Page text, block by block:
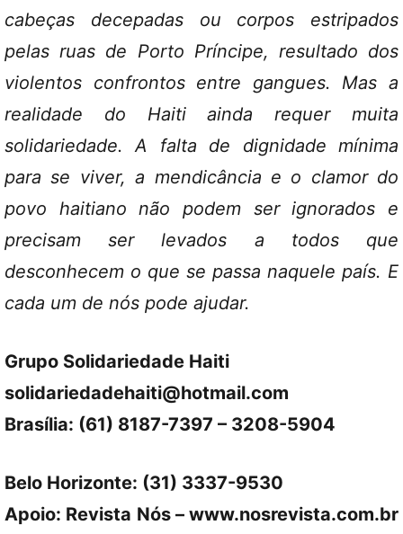
cabeças decepadas ou corpos estripados
pelas ruas de Porto Príncipe, resultado dos
violentos confrontos entre gangues. Mas a
realidade do Haiti ainda requer muita
solidariedade. A falta de dignidade mínima
para se viver, a mendicância e o clamor do
povo haitiano não podem ser ignorados e
precisam ser levados a todos que
desconhecem o que se passa naquele país. E
cada um de nós pode ajudar.
Grupo Solidariedade Haiti
solidariedadehaiti@hotmail.com
Brasília: (61) 8187-7397 – 3208-5904
Belo Horizonte: (31) 3337-9530
Apoio: Revista Nós – www.nosrevista.com.br